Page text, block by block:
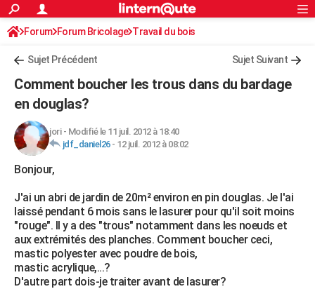
ACTUALITÉS
Politique
Société
Faits Divers
Education
Monde
Villes
+
Programme TV
Streaming
Sorties cinéma
Musique
FINANCE
Retraite
Impôts
Epargne
Immobilier
Risques naturels par ville
Banque
Assurance
Crédit
AUTO
Essais
Réserver un essai
Citadines
Berlines
SUV
Forum auto
HIGH-TECH
Forum
Aménagement intérieur
Extérieur
Cuisine
Salle de bains
Jardinage
Rangement
WEEK-END
Guides de France
Escapades
Patrimoine
Expositions
Musées
Week-end nature
+LIFESTYLE
Art de vivre
Bien-être
Loisirs
Mode
Modes de vie
SANTE
S'inscrire
Connexion
Forum Forum Bricolage Travail du bois
Sujet Précédent Sujet Suivant
Comment boucher les trous dans du bardage
en douglas?
jori- Modifié le 11 juil. 2012 à 18:40
jdf_daniel26- 12 juil. 2012 à 08:02
Bonjour,
J'ai un abri de jardin de 20m² environ en pin douglas. Je l'ai
laissé pendant 6 mois sans le lasurer pour qu'il soit moins
"rouge". Il y a des "trous" notamment dans les noeuds et
aux extrémités des planches. Comment boucher ceci,
mastic polyester avec poudre de bois,
mastic acrylique,...?
D'autre part dois-je traiter avant de lasurer?